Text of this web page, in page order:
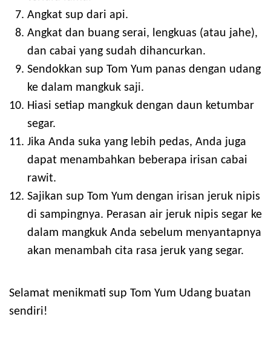
Angkat sup dari api.
Angkat dan buang serai, lengkuas (atau jahe),
dan cabai yang sudah dihancurkan.
Sendokkan sup Tom Yum panas dengan udang
ke dalam mangkuk saji.
Hiasi setiap mangkuk dengan daun ketumbar
segar.
Jika Anda suka yang lebih pedas, Anda juga
dapat menambahkan beberapa irisan cabai
rawit.
Sajikan sup Tom Yum dengan irisan jeruk nipis
di sampingnya. Perasan air jeruk nipis segar ke
dalam mangkuk Anda sebelum menyantapnya
akan menambah cita rasa jeruk yang segar.
Selamat menikmati sup Tom Yum Udang buatan
sendiri!